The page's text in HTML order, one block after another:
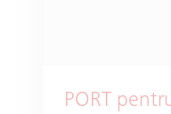
PORT